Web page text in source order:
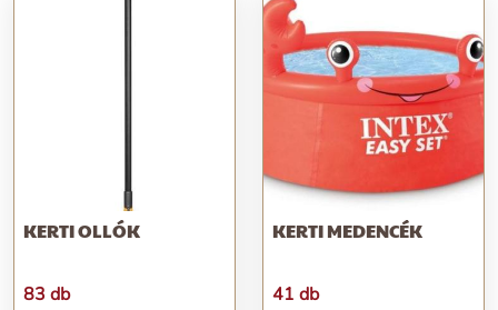
KERTI OLLÓK
83 db
KERTI MEDENCÉK
41 db